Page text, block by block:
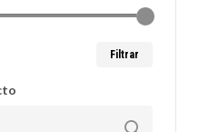
Filtrar